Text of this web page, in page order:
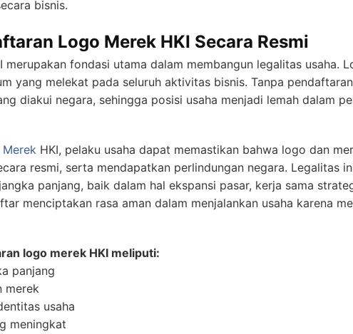
bisnis.
Logo Merek HKI Secara Resmi
merupakan fondasi utama dalam membangun legalitas usaha.
yang melekat pada seluruh aktivitas bisnis. Tanpa
diakui negara, sehingga posisi usaha menjadi lemah dalam
Merek HKI, pelaku usaha dapat memastikan bahwa logo dan
resmi, serta mendapatkan perlindungan negara. Legalitas
panjang, baik dalam hal ekspansi pasar, kerja sama
menciptakan rasa aman dalam menjalankan usaha karena
logo merek HKI meliputi:
panjang
merek
usaha
meningkat